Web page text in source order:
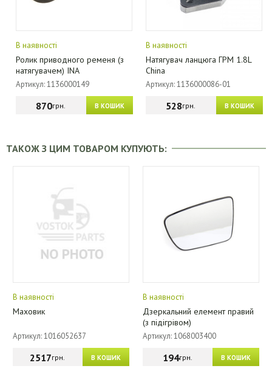
В наявності
Ролик приводного ременя (з
натягувачем) INA
Артикул: 1136000149
В КОШИК
870грн.
В наявності
Натягувач ланцюга ГРМ 1.8L
China
Артикул: 1136000086-01
В КОШИК
528грн.
ТАКОЖ З ЦИМ ТОВАРОМ КУПУЮТЬ:
В наявності
Маховик
Артикул: 1016052637
В КОШИК
2517грн.
В наявності
Дзеркальний елемент правий
(з підігрівом)
Артикул: 1068003400
В КОШИК
194грн.